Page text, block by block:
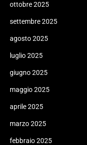
ottobre 2025
settembre 2025
agosto 2025
luglio 2025
giugno 2025
maggio 2025
aprile 2025
marzo 2025
febbraio 2025